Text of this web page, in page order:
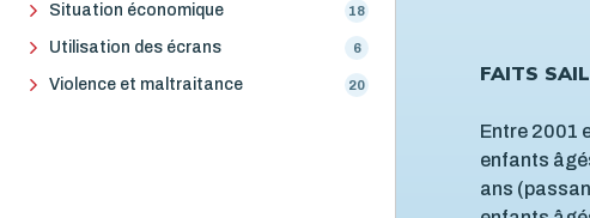
Situation économique 18
Utilisation des écrans 6
Violence et maltraitance 20 FAITS
Entre 2001
enfants
ans